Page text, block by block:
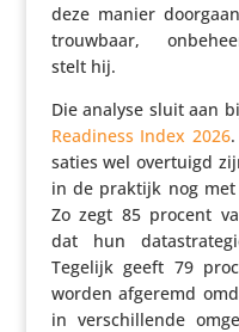
deze manier
trouw­baar,
stelt hij.
Die analyse sluit aan
Readiness Index 2026
sa­ties wel overtuigd
in de praktijk nog
Zo zegt 85 procent
dat hun
Tegelijk geeft 79
worden afgeremd
in verschil­lende